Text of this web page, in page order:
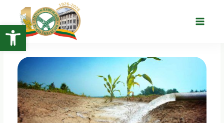
Open toolbar
turinio
Main